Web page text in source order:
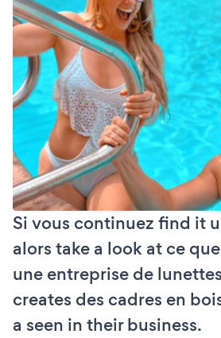
Si vous continuez find it
alors take a look at ce
une entreprise de
creates des cadres en
a seen in their business.